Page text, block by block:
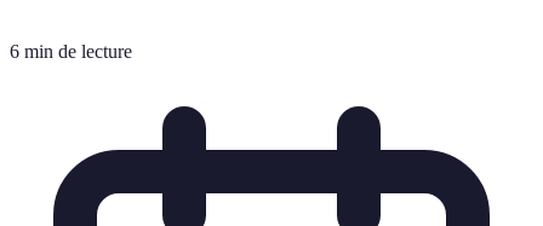
6 min de lecture